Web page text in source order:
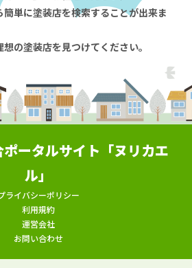
単に塗装店を検索することが出来ま
の塗装店を見つけてください。
ータルサイト「ヌリカエ
ル」
ライバシーポリシー
利用規約
運営会社
お問い合わせ